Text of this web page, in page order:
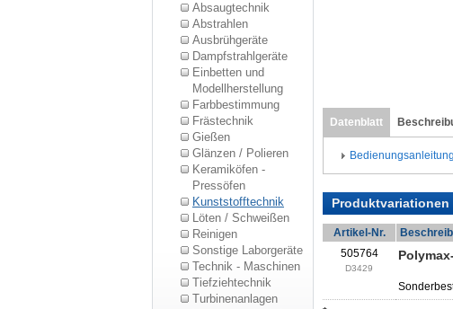
Absaugtechnik
Abstrahlen
Ausbrühgeräte
Dampfstrahlgeräte
Einbetten und
Modellherstellung
Farbbestimmung
Frästechnik
Gießen
Glänzen / Polieren
Keramiköfen -
Pressöfen
Kunststofftechnik
Löten / Schweißen
Reinigen
Sonstige Laborgeräte
Technik - Maschinen
Tiefziehtechnik
Turbinenanlagen
Datenblatt
Bedienungsanleitung
Produktvariationen
Artikel-Nr.
505764
D3429